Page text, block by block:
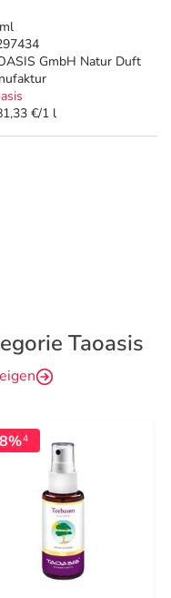
GmbH Natur Duft
€/1 l
Taoasis
4